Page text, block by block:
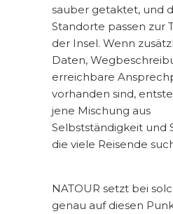
sauber getaktet, und
Standorte passen zur
der Insel. Wenn
Daten,
erreichbare
vorhanden sind,
jene Mischung aus
Selbstständigkeit und
die viele Reisende
NATOUR setzt bei
genau auf diesen